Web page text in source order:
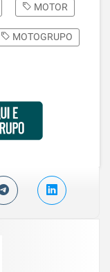
MOTOR
MOTOGRUPO